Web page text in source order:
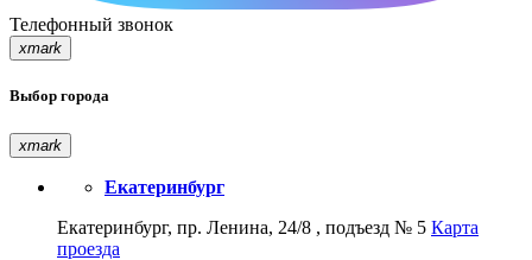
Телефонный звонок
xmark
Выбор города
xmark
Екатеринбург
Екатеринбург, пр. Ленина, 24/8 , подъезд № 5 Карта
проезда